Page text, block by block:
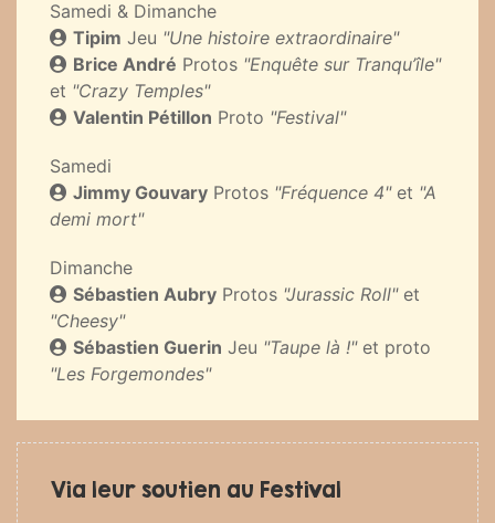
Samedi & Dimanche
Tipim Jeu "Une histoire extraordinaire"
Brice André Protos "Enquête sur Tranqu’île"
et "Crazy Temples"
Valentin Pétillon Proto "Festival"
Samedi
Jimmy Gouvary Protos "Fréquence 4"et "A
demi mort"
Dimanche
Sébastien Aubry Protos "Jurassic Roll"et
"Cheesy"
Sébastien Guerin Jeu "Taupe là !"et proto
"Les Forgemondes"
Via leur soutien au Festival